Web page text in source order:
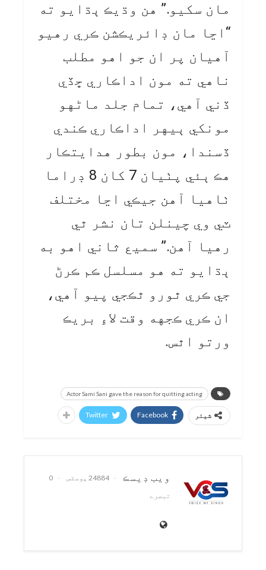
مان سکيو.” هن وڌيڪ ٻڌايو ته
“اڃا مان ڊائريڪشن ڪري رهيو
آهيان پر ان جو اهو مطلب
ناهي ته مون اداڪاري ڇڏي
ڏني آهي، تمام جلد ماڻهو
مونکي ٻيهر اداڪاري ڪندي
ڏسندا، مون بطور هدايتڪار
هڪ ٻئي پٺيان 7 کان 8 ڊراما
ٺاهيا آهن جيڪي اڃا مختلف
ٽي وي چينلن تان نشر ٿي
رهيا آهن.” سميع ثاني اهو به
ٻڌايو ته هو مسلسل ڪم ڪرڻ
جي ڪري ٿورو ٿڪجي پيو آهي،
ان ڪري ڪجهه وقت لاءِ بريڪ
ورتو اٿس.
Actor Sami Sani gave the reason for quitting acting
شیئر Facebook
Twitter
ويب ڊيسڪ 24884 پوسٹس
0
تبصرے